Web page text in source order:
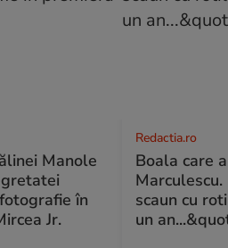
Manole
în
Jr.
Redactia.ro
Boala care
scaun cu
un